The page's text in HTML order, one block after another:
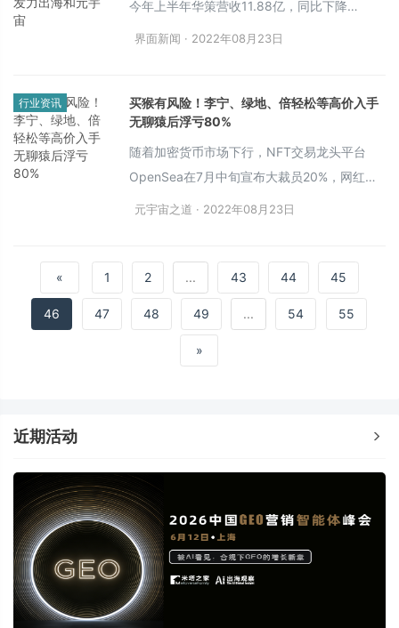
今年上半年华策营收11.88亿，同比下降
39.50%，实现归属于上市公司股东的净利润
界面新闻 · 2022年08月23日
行业资讯
买猴有风险！李宁、绿地、倍轻松等高价入手
无聊猿后浮亏80%
随着加密货币市场下行，NFT交易龙头平台
OpenSea在7月中旬宣布大裁员20%，网红
NFT项目无聊猿BAYC（Bored Ape Yacht
元宇宙之道 · 2022年08月23日
« 1 2 ... 43 44 45
46 47 48 49 ... 54 55
»
近期活动